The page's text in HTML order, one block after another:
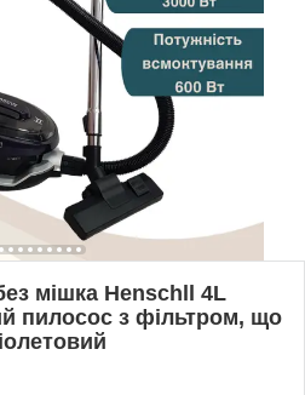
мішка Henschll 4L
пилосос з фільтром, що